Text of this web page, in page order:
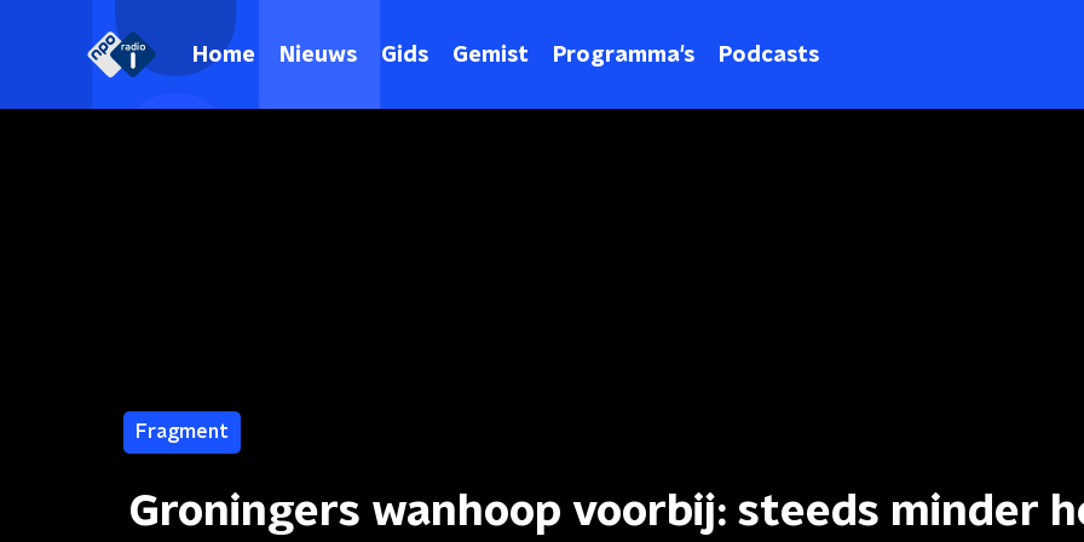
Home Nieuws Gids Gemist Programma's Podcasts
Fragment
Groningers wanhoop voorbij: steeds minder